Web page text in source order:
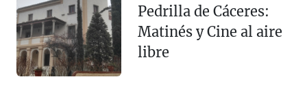
Pedrilla de Cáceres:
Matinés y Cine al aire
libre